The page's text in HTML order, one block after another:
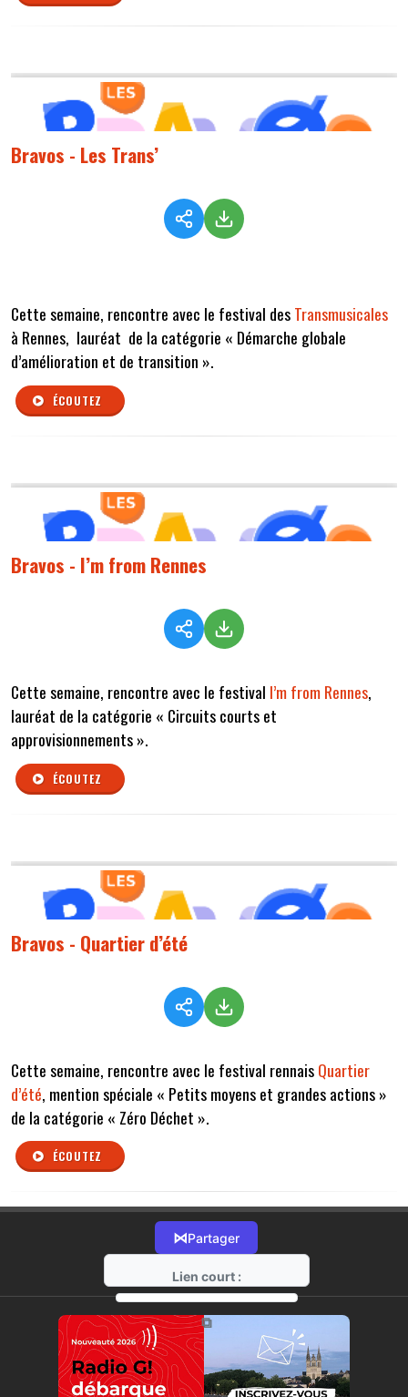
Bravos - Les Trans’
Cette semaine, rencontre avec le festival desTransmusicales
à Rennes, lauréat de la catégorie « Démarche globale
d’amélioration et de transition ».
ÉCOUTEZ
Bravos - I’m from Rennes
Cette semaine, rencontre avec le festival I’m from Rennes,
lauréat de la catégorie « Circuits courts et
approvisionnements ».
ÉCOUTEZ
Bravos - Quartier d’été
Cette semaine, rencontre avec le festival rennaisQuartier
d’été, mention spéciale « Petits moyens et grandes actions »
de la catégorie « Zéro Déchet ».
ÉCOUTEZ
⋈Partager
Lien court :
https://radio-g.fr?r324
⧉